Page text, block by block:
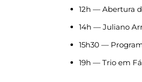
12h — Abertura
14h — Juliano
15h30 —
19h — Trio em Fá